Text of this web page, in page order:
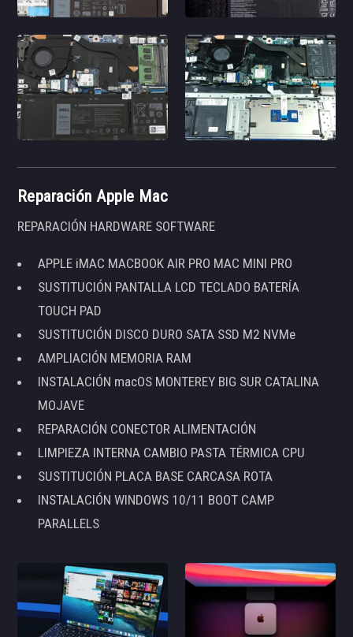
Reparación Apple Mac
REPARACIÓN HARDWARE SOFTWARE
APPLE iMAC MACBOOK AIR PRO MAC MINI PRO
SUSTITUCIÓN PANTALLA LCD TECLADO BATERÍA
TOUCH PAD
SUSTITUCIÓN DISCO DURO SATA SSD M2 NVMe
AMPLIACIÓN MEMORIA RAM
INSTALACIÓN macOS MONTEREY BIG SUR CATALINA
MOJAVE
REPARACIÓN CONECTOR ALIMENTACIÓN
LIMPIEZA INTERNA CAMBIO PASTA TÉRMICA CPU
SUSTITUCIÓN PLACA BASE CARCASA ROTA
INSTALACIÓN WINDOWS 10/11 BOOT CAMP
PARALLELS